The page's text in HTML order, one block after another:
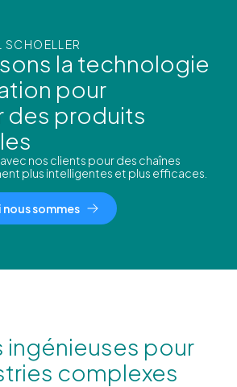
SCHOELLER
la technologie
pour
des produits
nos clients pour des chaînes
plus intelligentes et plus efficaces.
sommes
ingénieuses pour
complexes